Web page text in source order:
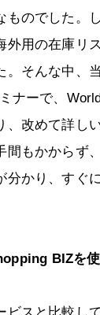
ものでした。
外用の在庫リ
。そんな中、
ナーで、
、改めて詳し
間もかからず
分かり、すぐ
BIZを